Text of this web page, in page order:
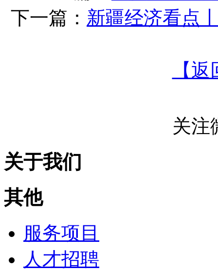
下一篇： 新疆经济看点
【
关注
关于我们
其他
服务项目
人才招聘